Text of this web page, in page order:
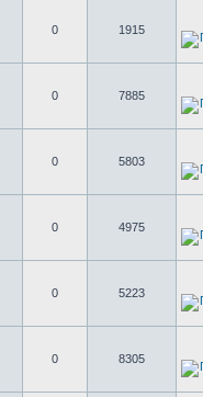
0 1915
0 7885
0 5803
0 4975
0 5223
0 8305